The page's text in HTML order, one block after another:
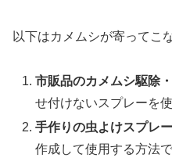
以下はカメムシが寄ってこ
市販品のカメムシ駆除
せ付けないスプレーを
手作りの虫よけスプレー
作成して使用する方法で